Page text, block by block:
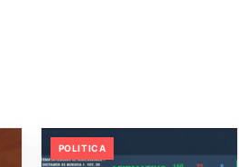
POLITICA